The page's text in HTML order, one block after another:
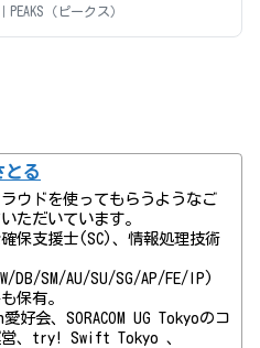
PEAKS（ピークス）
る
ウドを使ってもらうようなご
ただいています。
保支援士(SC)、情報処理技術
DB/SM/AU/SU/SG/AP/FE/IP)
保有。
会、SORACOM UG Tokyoのコ
営、try! Swift Tokyo 、